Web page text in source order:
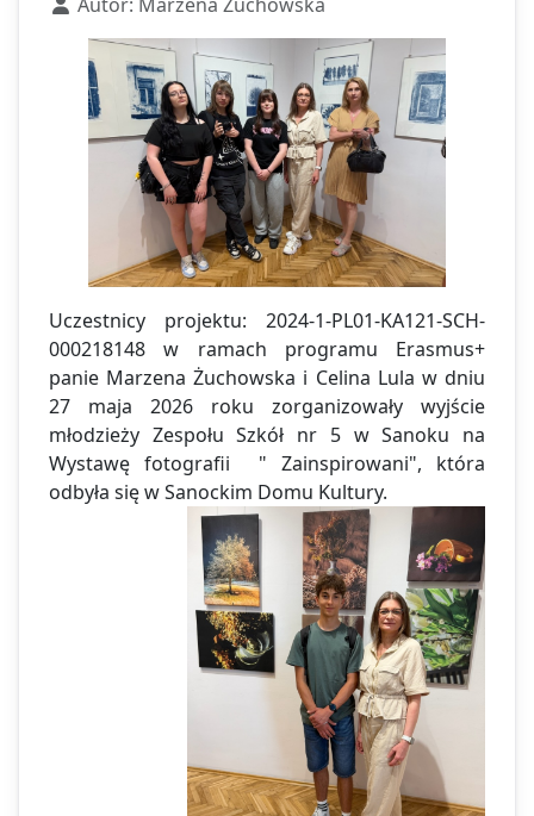
Uczestnicy projektu: 2024-1-PL01-KA121-SCH-
000218148 w ramach programu Erasmus+
panie Marzena Żuchowska i Celina Lula w dniu
27 maja 2026 roku zorganizowały wyjście
młodzieży Zespołu Szkół nr 5 w Sanoku na
Wystawę fotografii " Zainspirowani", która
odbyła się w Sanockim Domu Kultury.